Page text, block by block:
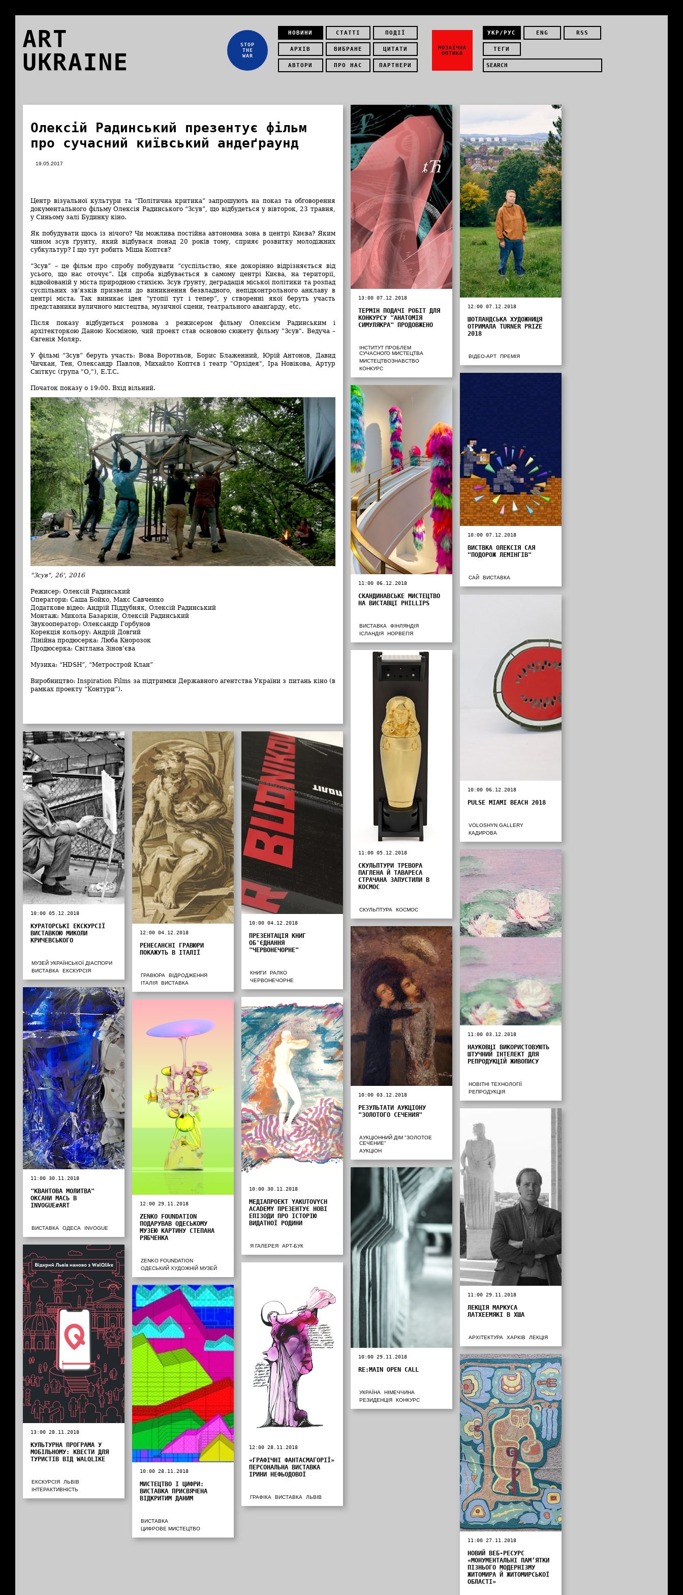
ART
UKRAINE
НОВИНИ СТАТТІ ПОДІЇ
АРХІВ ВИБРАНЕ ЦИТАТИ
АВТОРИ ПРО НАС ПАРТНЕРИ
STOP
THE
WAR
УКР/РУС ENG RSS
ТЕГИ
МОЗАЇЧНА
ОПТИКА
Олексій Радинський презентує фільм
про сучасний київський андеґраунд
19.05.2017
Центр візуальної культури та “Політична критика” запрошують на показ та обговорення
документального фільму Олексія Радинського “Зсув”, що відбудеться у вівторок, 23 травня,
у Синьому залі Будинку кіно.
Як побудувати щось із нічого? Чи можлива постійна автономна зона в центрі Києва? Яким
чином зсув ґрунту, який відбувася понад 20 років тому, сприяє розвитку молодіжних
субкультур? І що тут робить Міша Коптєв?
“Зсув” – це фільм про спробу побудувати “суспільство, яке докорінно відрізняється від
усього, що нас оточує”. Ця спроба відбувається в самому центрі Києва, на території,
відвойованій у міста природною стихією. Зсув ґрунту, деградація міської політики та розпад
суспільних зв’язків призвели до виникнення безвладного, непідконтрольного анклаву в
центрі міста. Так виникає ідея “утопії тут і тепер”, у створенні якої беруть участь
представники вуличного мистецтва, музичної сцени, театрального аванґарду, etc.
Після показу відбудеться розмова з режисером фільму Олексієм Радинським і
архітекторкою Даною Косміною, чий проект став основою сюжету фільму "Зсув". Ведуча –
Євгенія Моляр.
У фільмі “Зсув” беруть участь: Вова Воротньов, Борис Блаженний, Юрій Антонов, Давид
Чичкан, Тен, Олександр Павлов, Михайло Коптєв і театр "Орхідея", Іра Новікова, Артур
Сніткус (група "О,"), E.T.C.
Початок показу о 19:00. Вхід вільний.
"Зсув", 26', 2016
Режисер: Олексій Радинський
Оператори: Саша Бойко, Макс Савченко
Додаткове відео: Андрій Піддубняк, Олексій Радинський
Монтаж: Микола Базаркін, Олексій Радинський
Звукооператор: Олександр Горбунов
Корекція кольору: Андрій Довгий
Лінійна продюсерка: Люба Кнорозок
Продюсерка: Світлана Зінов’єва
Музика: “HDSH”, “Метрострой Клан”
Виробництво: Inspiration Films за підтримки Державного агентства України з питань кіно (в
рамках проекту “Контури”).
13:00 07.12.2018
ТЕРМІН ПОДАЧІ РОБІТ ДЛЯ
КОНКУРСУ "АНАТОМІЯ
СИМУЛЯКРА" ПРОДОВЖЕНО
ІНСТИТУТ ПРОБЛЕМ
СУЧАСНОГО МИСТЕЦТВА
МИСТЕЦТВОЗНАВСТВО
КОНКУРС
12:00 07.12.2018
ШОТЛАНДСЬКА ХУДОЖНИЦЯ
ОТРИМАЛА TURNER PRIZE
2018
ВІДЕО-АРТ ПРЕМІЯ
10:00 07.12.2018
ВИСТВКА ОЛЕКСІЯ САЯ
"ПОДОРОЖ ЛЕМІНГІВ"
САЙ
ВИСТАВКА
11:00 06.12.2018
СКАНДИНАВСЬКЕ МИСТЕЦТВО
НА ВИСТАВЦІ PHILLIPS
ВИСТАВКА
ФІНЛЯНДІЯ
ІСЛАНДІЯ
НОРВЕГІЯ
10:00 06.12.2018
PULSE MIAMI BEACH 2018
VOLOSHYN GALLERY
КАДИРОВА
11:00 05.12.2018
СКУЛЬПТУРИ ТРЕВОРА
ПАГЛЕНА Й ТАВАРЕСА
СТРАЧАНА ЗАПУСТИЛИ В
КОСМОС
СКУЛЬПТУРА КОСМОС
10:00 05.12.2018
КУРАТОРСЬКІ ЕКСКУРСІЇ
ВИСТАВКОЮ МИКОЛИ
КРИЧЕВСЬКОГО
МУЗЕЙ УКРАЇНСЬКОЇ ДІАСПОРИ
ВИСТАВКА
ЕКСКУРСІЯ
12:00 04.12.2018
РЕНЕСАНСНІ ГРАВЮРИ
ПОКАЖУТЬ В ІТАЛІЇ
ГРАВЮРА
ВІДРОДЖЕННЯ
ІТАЛІЯ
ВИСТАВКА
10:00 04.12.2018
ПРЕЗЕНТАЦІЯ КНИГ
ОБ'ЄДНАННЯ
"ЧЕРВОНЕЧОРНЕ"
КНИГИ
РАЛКО
ЧЕРВОНЕЧОРНЕ
11:00 03.12.2018
НАУКОВЦІ ВИКОРИСТОВУЮТЬ
ШТУЧНИЙ ІНТЕЛЕКТ ДЛЯ
РЕПРОДУКЦІЙ ЖИВОПИСУ
НОВІТНІ ТЕХНОЛОГІЇ
РЕПРОДУКЦІЯ
10:00 03.12.2018
РЕЗУЛЬТАТИ АУКЦІОНУ
"ЗОЛОТОГО СЕЧЕНИЯ"
АУКЦІОННИЙ ДІМ "ЗОЛОТОЕ
СЕЧЕНИЕ"
АУКЦІОН
11:00 30.11.2018
"КВАНТОВА МОЛИТВА"
ОКСАНИ МАСЬ В
INVOGUE#ART
ВИСТАВКА ОДЕСА INVOGUE
10:00 30.11.2018
МЕДІАПРОЕКТ YAKUTOVYCH
ACADEMY ПРЕЗЕНТУЄ НОВІ
ЕПІЗОДИ ПРО ІСТОРІЮ
ВИДАТНОЇ РОДИНИ
Я ГАЛЕРЕЯ АРТ-БУК
12:00 29.11.2018
ZENKO FOUNDATION
ПОДАРУВАВ ОДЕСЬКОМУ
МУЗЕЮ КАРТИНУ СТЕПАНА
РЯБЧЕНКА
ZENKO FOUNDATION
ОДЕСЬКИЙ ХУДОЖНІЙ МУЗЕЙ
11:00 29.11.2018
ЛЕКЦІЯ МАРКУСА
ЛАТХЕЕМЯКІ В ХША
АРХІТЕКТУРА ХАРКІВ ЛЕКЦІЯ
10:00 29.11.2018
RE:MAIN OPEN CALL
УКРАЇНА
НІМЕЧЧИНА
РЕЗИДЕНЦІЯ
КОНКУРС
13:00 28.11.2018
КУЛЬТУРНА ПРОГРАМА У
МОБІЛЬНОМУ: КВЕСТИ ДЛЯ
ТУРИСТІВ ВІД WALQLIKE
ЕКСКУРСІЯ
ЛЬВІВ
ІНТЕРАКТИВНІСТЬ
12:00 28.11.2018
«ГРАФІЧНІ ФАНТАСМАГОРІЇ»
ПЕРСОНАЛЬНА ВИСТАВКА
ІРИНИ НЕФЬОДОВОЇ
ГРАФІКА ВИСТАВКА ЛЬВІВ
10:00 28.11.2018
МИСТЕЦТВО І ЦИФРИ:
ВИСТАВКА ПРИСВЯЧЕНА
ВІДКРИТИМ ДАНИМ
ВИСТАВКА
ЦИФРОВЕ МИСТЕЦТВО
11:00 27.11.2018
НОВИЙ ВЕБ-РЕСУРС
«МОНУМЕНТАЛЬНІ ПАМ‘ЯТКИ
ПІЗНЬОГО МОДЕРНІЗМУ
ЖИТОМИРА Й ЖИТОМИРСЬКОЇ
ОБЛАСТІ»